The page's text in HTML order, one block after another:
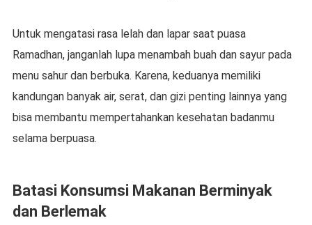
Untuk mengatasi rasa lelah dan lapar saat puasa
Ramadhan, janganlah lupa menambah buah dan sayur pada
menu sahur dan berbuka. Karena, keduanya memiliki
kandungan banyak air, serat, dan gizi penting lainnya yang
bisa membantu mempertahankan kesehatan badanmu
selama berpuasa.
Batasi Konsumsi Makanan Berminyak
dan Berlemak